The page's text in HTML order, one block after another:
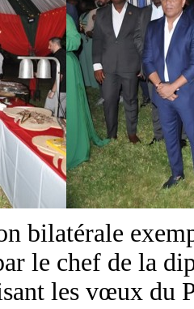
bilatérale
le chef de la
les vœux du